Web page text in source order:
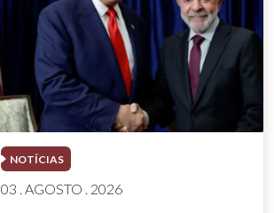
NOTÍCIAS
03 . AGOSTO . 2026